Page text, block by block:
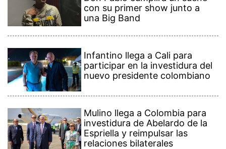
con su primer show junto a
una Big Band
Infantino llega a Cali para
participar en la investidura del
nuevo presidente colombiano
Mulino llega a Colombia para
investidura de Abelardo de la
Espriella y reimpulsar las
relaciones bilaterales